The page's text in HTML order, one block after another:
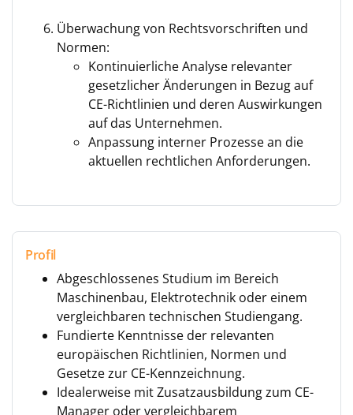
Überwachung von Rechtsvorschriften und
Normen:
Kontinuierliche Analyse relevanter
gesetzlicher Änderungen in Bezug auf
CE-Richtlinien und deren Auswirkungen
auf das Unternehmen.
Anpassung interner Prozesse an die
aktuellen rechtlichen Anforderungen.
Profil
Abgeschlossenes Studium im Bereich
Maschinenbau, Elektrotechnik oder einem
vergleichbaren technischen Studiengang.
Fundierte Kenntnisse der relevanten
europäischen Richtlinien, Normen und
Gesetze zur CE-Kennzeichnung.
Idealerweise mit Zusatzausbildung zum CE-
Manager oder vergleichbarem